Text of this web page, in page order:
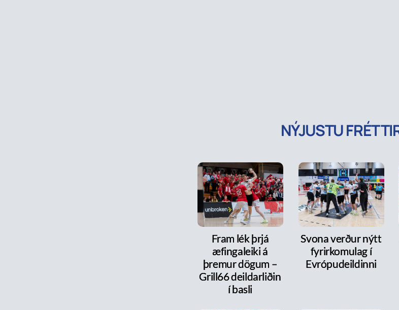
NÝJUSTU
Fram lék þrjá
æfingaleiki á
þremur dögum –
Grill66 deildarliðin
í basli
Svona verður nýtt
fyrirkomulag í
Evrópudeildinni